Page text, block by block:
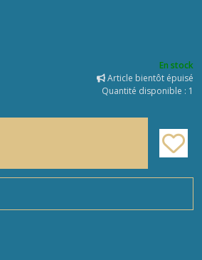
En stock
Article bientôt épuisé
Quantité disponible : 1